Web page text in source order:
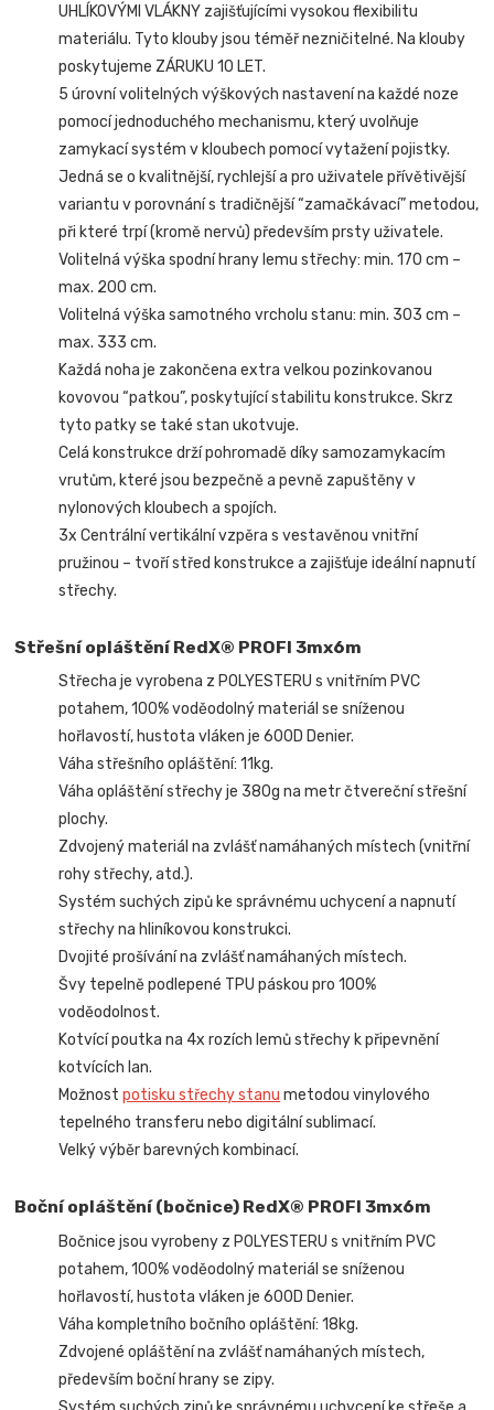
UHLÍKOVÝMI VLÁKNY zajišťujícími vysokou flexibilitu
materiálu. Tyto klouby jsou téměř nezničitelné. Na klouby
poskytujeme ZÁRUKU 10 LET.
5 úrovní volitelných výškových nastavení na každé noze
pomocí jednoduchého mechanismu, který uvolňuje
zamykací systém v kloubech pomocí vytažení pojistky.
Jedná se o kvalitnější, rychlejší a pro uživatele přívětivější
variantu v porovnání s tradičnější “zamačkávací” metodou,
při které trpí (kromě nervů) především prsty uživatele.
Volitelná výška spodní hrany lemu střechy: min. 170 cm –
max. 200 cm.
Volitelná výška samotného vrcholu stanu: min. 303 cm –
max. 333 cm.
Každá noha je zakončena extra velkou pozinkovanou
kovovou “patkou”, poskytující stabilitu konstrukce. Skrz
tyto patky se také stan ukotvuje.
Celá konstrukce drží pohromadě díky samozamykacím
vrutům, které jsou bezpečně a pevně zapuštěny v
nylonových kloubech a spojích.
3x Centrální vertikální vzpěra s vestavěnou vnitřní
pružinou – tvoří střed konstrukce a zajišťuje ideální napnutí
střechy.
Střešní opláštění RedX® PROFI 3mx6m
Střecha je vyrobena z POLYESTERU s vnitřním PVC
potahem, 100% voděodolný materiál se sníženou
hořlavostí, hustota vláken je 600D Denier.
Váha střešního opláštění: 11kg.
Váha opláštění střechy je 380g na metr čtvereční střešní
plochy.
Zdvojený materiál na zvlášť namáhaných místech (vnitřní
rohy střechy, atd.).
Systém suchých zipů ke správnému uchycení a napnutí
střechy na hliníkovou konstrukci.
Dvojité prošívání na zvlášť namáhaných místech.
Švy tepelně podlepené TPU páskou pro 100%
voděodolnost.
Kotvící poutka na 4x rozích lemů střechy k připevnění
kotvících lan.
Možnostpotisku střechy stanu metodou vinylového
tepelného transferu nebo digitální sublimací.
Velký výběr barevných kombinací.
Boční opláštění (bočnice) RedX® PROFI 3mx6m
Bočnice jsou vyrobeny z POLYESTERU s vnitřním PVC
potahem, 100% voděodolný materiál se sníženou
hořlavostí, hustota vláken je 600D Denier.
Váha kompletního bočního opláštění: 18kg.
Zdvojené opláštění na zvlášť namáhaných místech,
především boční hrany se zipy.